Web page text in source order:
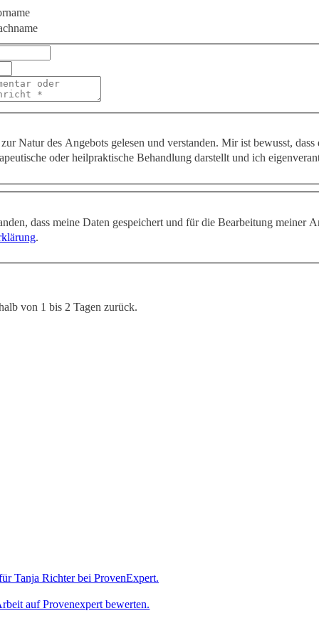
Natur des Angebots gelesen und verstanden. Mir ist bewusst, dass
oder heilpraktische Behandlung darstellt und ich
dass meine Daten gespeichert und für die Bearbeitung meiner
.
von 1 bis 2 Tagen zurück.
auf Provenexpert bewerten.